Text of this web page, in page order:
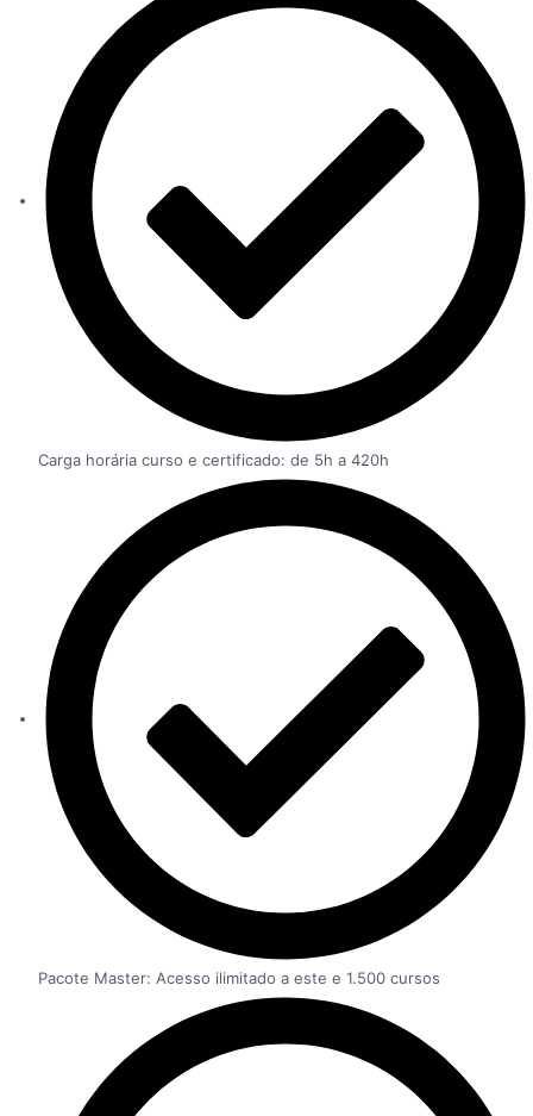
Carga horária curso e certificado: de 5h a 420h
Pacote Master: Acesso ilimitado a este e 1.500 cursos